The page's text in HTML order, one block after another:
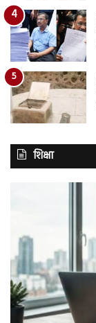
शिक्षा